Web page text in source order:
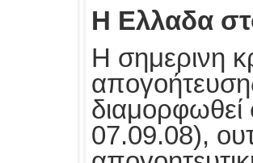
Η Ελλαδα
Η σημερινη
07.09.08),